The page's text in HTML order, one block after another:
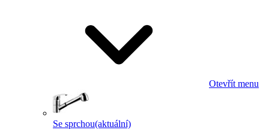
Otevřít menu
Se sprchou(aktuální)